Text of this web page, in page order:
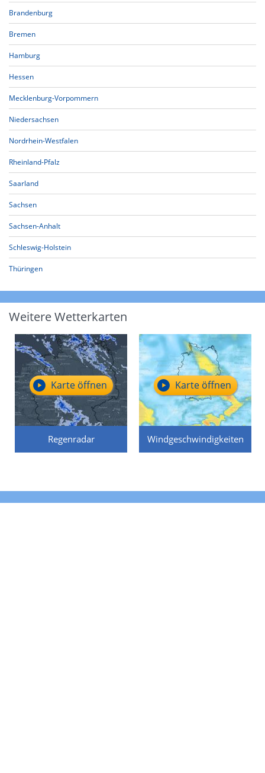
Brandenburg
Bremen
Hamburg
Hessen
Mecklenburg-Vorpommern
Niedersachsen
Nordrhein-Westfalen
Rheinland-Pfalz
Saarland
Sachsen
Sachsen-Anhalt
Schleswig-Holstein
Thüringen
Weitere Wetterkarten
Regenradar
Karte öffnen
Windgeschwindigkeiten
Karte öffnen